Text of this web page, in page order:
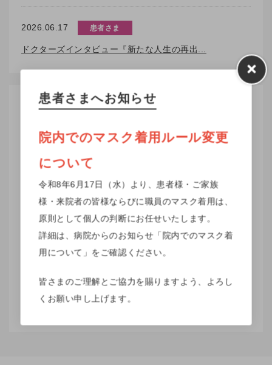
患者さまへお知らせ
院内でのマスク着用ルール変更
について
令和8年6月17日（水）より、患者様・ご家族
様・来院者の皆様ならびに職員のマスク着用は、
原則として個人の判断にお任せいたします。
詳細は、病院からのお知らせ「院内でのマスク着
用について」をご確認ください。
皆さまのご理解とご協力を賜りますよう、よろし
くお願い申し上げます。
2026.06.17 患者さま
ドクターズインタビュー『新たな人生の再出...
広報
すべて 回生ニュース 健康ひろば 各種教室 市民公開講座
2026.07.01 健康ひろば
病院で働く医薬品情報のプロ！？ -くすり...
回生ニュース vol.145
2026.05.01 回生ニュース